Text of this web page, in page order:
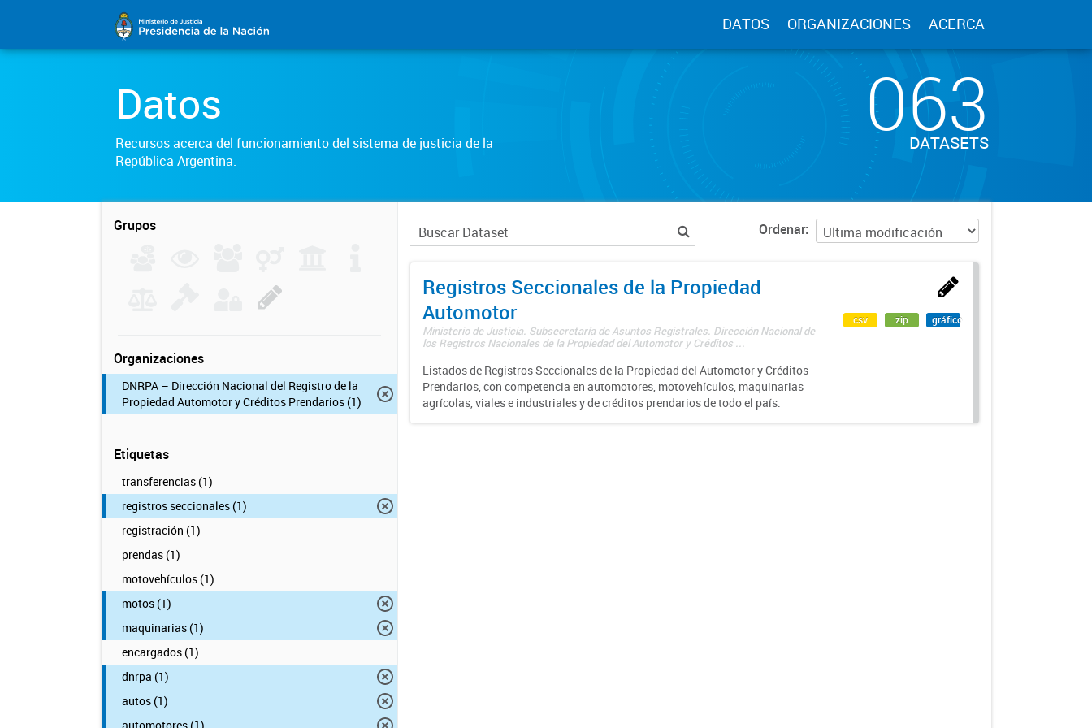
DATOS ORGANIZACIONES ACERCA
Datos
Recursos acerca del funcionamiento del sistema de justicia de la
República Argentina.
063
DATASETS
Grupos
Organizaciones
DNRPA – Dirección Nacional del Registro de la
Propiedad Automotor y Créditos Prendarios (1)
Etiquetas
transferencias (1)
registros seccionales (1)
registración (1)
prendas (1)
motovehículos (1)
motos (1)
maquinarias (1)
encargados (1)
dnrpa (1)
autos (1)
Ordenar
Registros Seccionales de la Propiedad
Automotor
Ministerio de Justicia. Subsecretaría de Asuntos Registrales. Dirección Nacional de
los Registros Nacionales de la Propiedad del Automotor y Créditos ...
Listados de Registros Seccionales de la Propiedad del Automotor y Créditos
Prendarios, con competencia en automotores, motovehículos, maquinarias
agrícolas, viales e industriales y de créditos prendarios de todo el país.
csv zip gráfico